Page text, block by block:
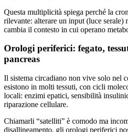
Questa multiplicità spiega perché la
rilevante: alterare un input (luce serale)
cambia il contesto in cui operano
Orologi periferici: fegato,
pancreas
Il sistema circadiano non vive solo nel
esistono in molti tessuti, con cicli
locali: enzimi epatici, sensibilità
riparazione cellulare.
Chiamarli “satelliti” è comodo ma
disallineamento, gli orologi periferici